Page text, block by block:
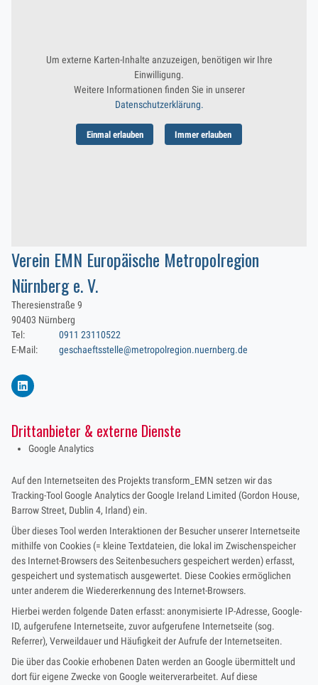
Um externe Karten-Inhalte anzuzeigen, benötigen wir Ihre
Einwilligung.
Weitere Informationen finden Sie in unserer
Datenschutzerklärung.
Einmal erlauben Immer erlauben
Verein EMN Europäische Metropolregion
Nürnberg e. V.
Theresienstraße 9
90403 Nürnberg
Tel:
0911 23110522
E-Mail:
geschaeftsstelle@metropolregion.nuernberg.de
Drittanbieter & externe Dienste
Google Analytics
Auf den Internetseiten des Projekts transform_EMN setzen wir das
Tracking-Tool Google Analytics der Google Ireland Limited (Gordon House,
Barrow Street, Dublin 4, Irland) ein.
Über dieses Tool werden Interaktionen der Besucher unserer Internetseite
mithilfe von Cookies (= kleine Textdateien, die lokal im Zwischenspeicher
des Internet-Browsers des Seitenbesuchers gespeichert werden) erfasst,
gespeichert und systematisch ausgewertet. Diese Cookies ermöglichen
unter anderem die Wiedererkennung des Internet-Browsers.
Hierbei werden folgende Daten erfasst: anonymisierte IP-Adresse, Google-
ID, aufgerufene Internetseite, zuvor aufgerufene Internetseite (sog.
Referrer), Verweildauer und Häufigkeit der Aufrufe der Internetseiten.
Die über das Cookie erhobenen Daten werden an Google übermittelt und
dort für eigene Zwecke von Google weiterverarbeitet. Auf diese